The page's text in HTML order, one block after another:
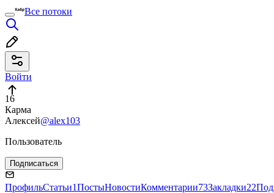
Все потоки
Войти
16
Карма
Алексей@alex103
Пользователь
Подписаться
ПрофильСтатьи1ПостыНовостиКомментарии73Закладки22